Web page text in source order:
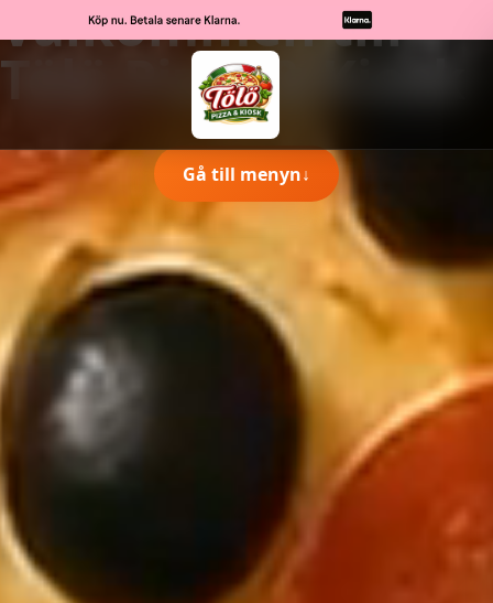
Välkommen till
Tölö Pizza & Kiosk
Gå till menyn↓